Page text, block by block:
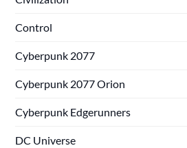
Control
Cyberpunk 2077
Cyberpunk 2077 Orion
Cyberpunk Edgerunners
DC Universe